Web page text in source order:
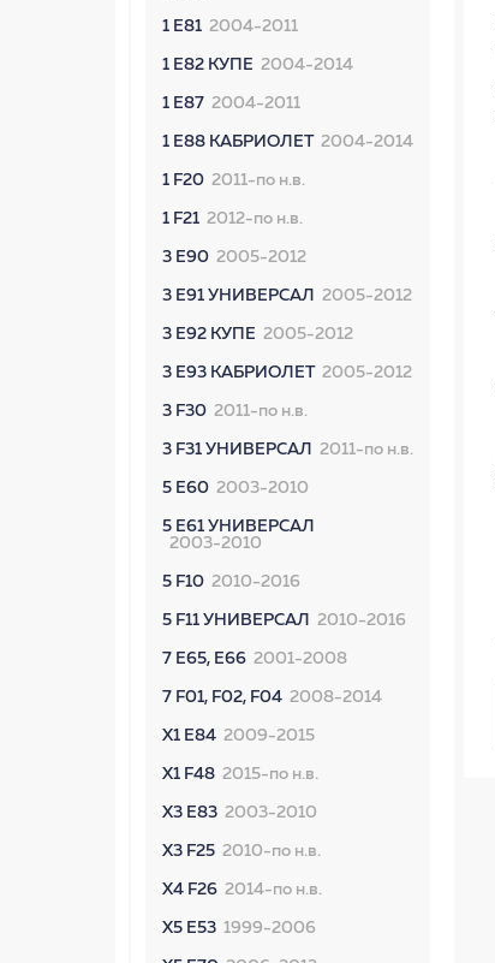
1 E81 2004-2011
1 E82 КУПЕ 2004-2014
1 E87 2004-2011
1 E88 КАБРИОЛЕТ 2004-2014
1 F20 2011-по н.в.
1 F21 2012-по н.в.
3 E90 2005-2012
3 E91 УНИВЕРСАЛ 2005-2012
3 E92 КУПЕ 2005-2012
3 E93 КАБРИОЛЕТ 2005-2012
3 F30 2011-по н.в.
3 F31 УНИВЕРСАЛ 2011-по н.в.
5 E60 2003-2010
5 E61 УНИВЕРСАЛ
2003-2010
5 F10 2010-2016
5 F11 УНИВЕРСАЛ 2010-2016
7 E65, E66 2001-2008
7 F01, F02, F04 2008-2014
X1 E84 2009-2015
X1 F48 2015-по н.в.
X3 E83 2003-2010
X3 F25 2010-по н.в.
X4 F26 2014-по н.в.
X5 E53 1999-2006